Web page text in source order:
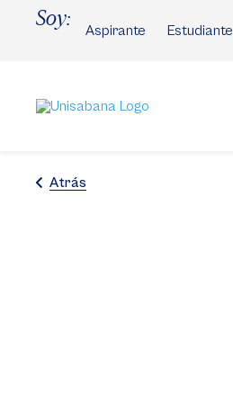
Soy:
Aspirante Estudiante
Atrás